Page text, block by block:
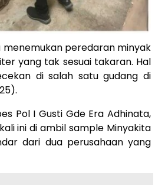
menemukan peredaran minyak
yang tak sesuai takaran. Hal
di salah satu gudang di
Pol I Gusti Gde Era Adhinata,
ini di ambil sample Minyakita
dari dua perusahaan yang